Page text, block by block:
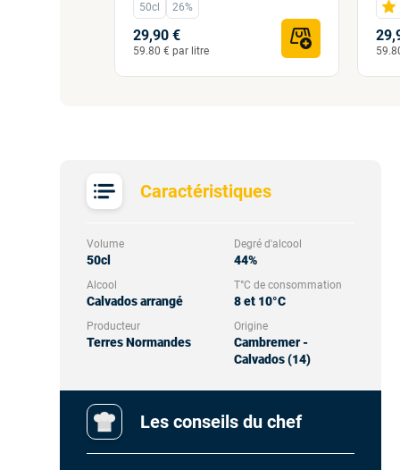
50cl
26%
29,90 €
59.80 € par litre
Caractéristiques
Volume
50cl
Degré d'alcool
44%
Alcool
Calvados arrangé
T°C de consommation
8 et 10°C
Producteur
Terres Normandes
Origine
Cambremer -
Calvados (14)
Les conseils du chef